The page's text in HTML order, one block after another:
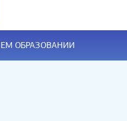
ОБРАЗОВАНИИ